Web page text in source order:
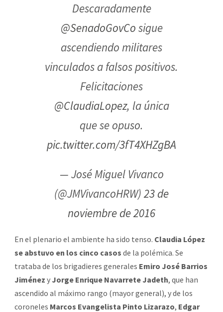
Descaradamente
@SenadoGovCo sigue
ascendiendo militares
vinculados a falsos positivos.
Felicitaciones
@ClaudiaLopez, la única
que se opuso.
pic.twitter.com/3fT4XHZgBA
— José Miguel Vivanco
(@JMVivancoHRW) 23 de
noviembre de 2016
En el plenario el ambiente ha sido tenso. Claudia López
se abstuvo en los cinco casos de la polémica. Se
trataba de los brigadieres generales Emiro José Barrios
Jiménez y Jorge Enrique Navarrete Jadeth, que han
ascendido al máximo rango (mayor general), y de los
coroneles Marcos Evangelista Pinto Lizarazo, Edgar